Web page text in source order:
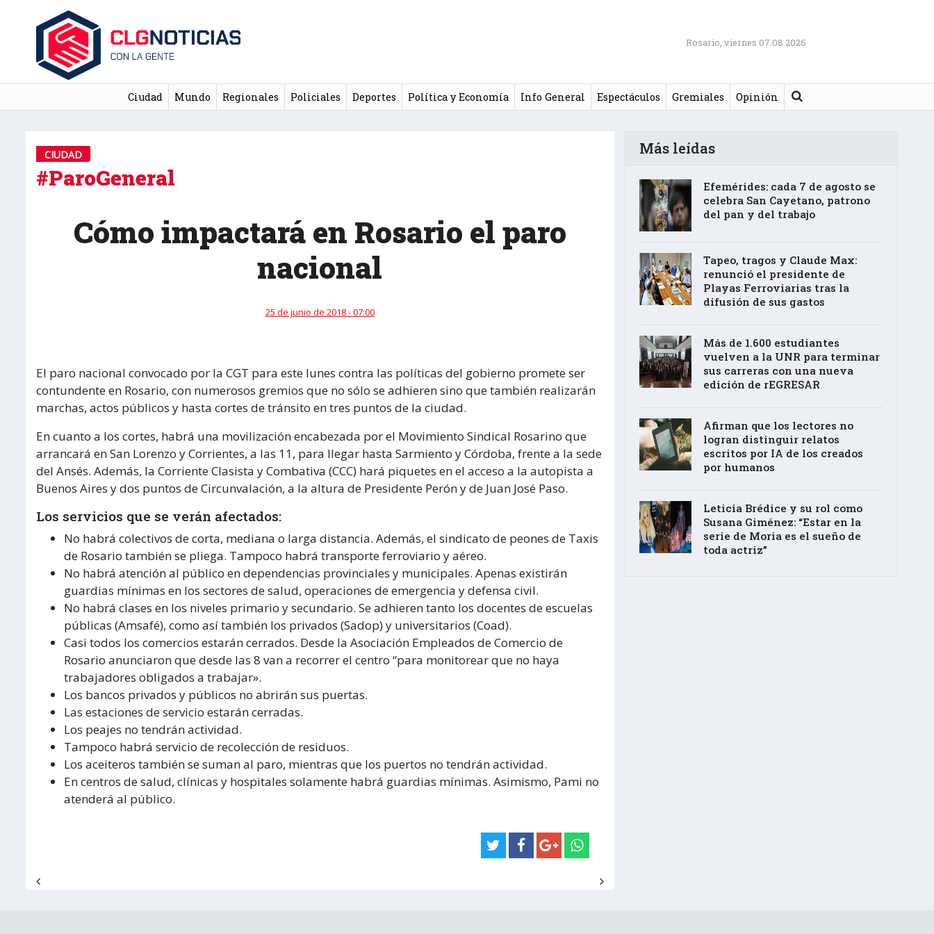
Rosario, viernes 07.08.2026
Ciudad Mundo Regionales Policiales Deportes Política y Economía Info General Espectáculos Gremiales Opinión Buscar
CIUDAD
#ParoGeneral
Cómo impactará en Rosario el paro
nacional
25 de junio de 2018 - 07:00
El paro nacional convocado por la CGT para este lunes contra las políticas del gobierno promete ser
contundente en Rosario, con numerosos gremios que no sólo se adhieren sino que también realizarán
marchas, actos públicos y hasta cortes de tránsito en tres puntos de la ciudad.
En cuanto a los cortes, habrá una movilización encabezada por el Movimiento Sindical Rosarino que
arrancará en San Lorenzo y Corrientes, a las 11, para llegar hasta Sarmiento y Córdoba, frente a la sede
del Ansés. Además, la Corriente Clasista y Combativa (CCC) hará piquetes en el acceso a la autopista a
Buenos Aires y dos puntos de Circunvalación, a la altura de Presidente Perón y de Juan José Paso.
Los servicios que se verán afectados:
No habrá colectivos de corta, mediana o larga distancia. Además, el sindicato de peones de Taxis
de Rosario también se pliega. Tampoco habrá transporte ferroviario y aéreo.
No habrá atención al público en dependencias provinciales y municipales. Apenas existirán
guardias mínimas en los sectores de salud, operaciones de emergencia y defensa civil.
No habrá clases en los niveles primario y secundario. Se adhieren tanto los docentes de escuelas
públicas (Amsafé), como así también los privados (Sadop) y universitarios (Coad).
Casi todos los comercios estarán cerrados. Desde la Asociación Empleados de Comercio de
Rosario anunciaron que desde las 8 van a recorrer el centro “para monitorear que no haya
trabajadores obligados a trabajar».
Los bancos privados y públicos no abrirán sus puertas.
Las estaciones de servicio estarán cerradas.
Los peajes no tendrán actividad.
Tampoco habrá servicio de recolección de residuos.
Los aceiteros también se suman al paro, mientras que los puertos no tendrán actividad.
En centros de salud, clínicas y hospitales solamente habrá guardias mínimas. Asimismo, Pami no
atenderá al público.
Más leídas
Efemérides: cada 7 de agosto se
celebra San Cayetano, patrono
del pan y del trabajo
Tapeo, tragos y Claude Max:
renunció el presidente de
Playas Ferroviarias tras la
difusión de sus gastos
Más de 1.600 estudiantes
vuelven a la UNR para terminar
sus carreras con una nueva
edición de rEGRESAR
Afirman que los lectores no
logran distinguir relatos
escritos por IA de los creados
por humanos
Leticia Brédice y su rol como
Susana Giménez: “Estar en la
serie de Moria es el sueño de
toda actriz”